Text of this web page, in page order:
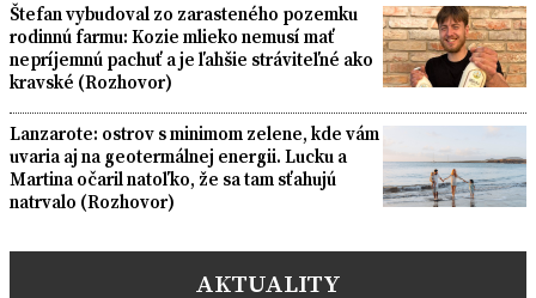
Štefan vybudoval zo zarasteného pozemku
rodinnú farmu: Kozie mlieko nemusí mať
nepríjemnú pachuť a je ľahšie stráviteľné ako
kravské (Rozhovor)
Lanzarote: ostrov s minimom zelene, kde vám
uvaria aj na geotermálnej energii. Lucku a
Martina očaril natoľko, že sa tam sťahujú
natrvalo (Rozhovor)
AKTUALITY